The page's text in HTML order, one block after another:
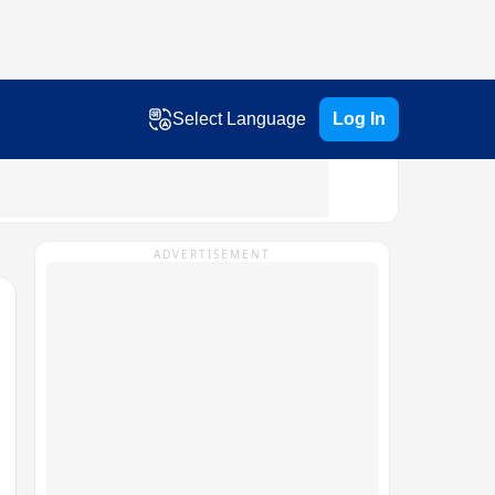
Select Language Log In
ADVERTISEMENT